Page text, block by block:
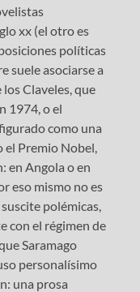
xx (el otro es
políticas
suele asociarse a
Claveles, que
1974, o el
como una
el Premio Nobel,
en Angola o en
eso mismo no es
polémicas,
con el régimen de
Saramago
personalísimo
una prosa